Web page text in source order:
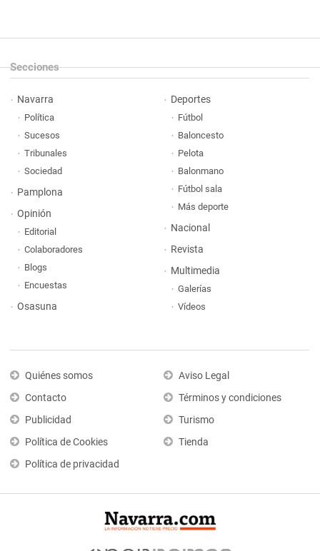
Secciones
Navarra
Política
Sucesos
Tribunales
Sociedad
Pamplona
Opinión
Editorial
Colaboradores
Blogs
Encuestas
Osasuna
Deportes
Fútbol
Baloncesto
Pelota
Balonmano
Fútbol sala
Más deporte
Nacional
Revista
Multimedia
Galerías
Vídeos
Quiénes somos
Contacto
Publicidad
Política de Cookies
Política de privacidad
Aviso Legal
Términos y condiciones
Turismo
Tienda